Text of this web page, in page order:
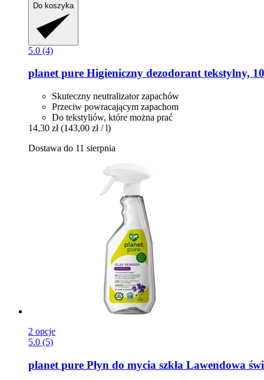
Do koszyka
5.0 (4)
planet pure Higieniczny dezodorant tekstylny,
Skuteczny neutralizator zapachów
Przeciw powracającym zapachom
Do tekstyliów, które można prać
14,30 zł (143,00 zł / l)
Dostawa do 11 sierpnia
2 opcje
5.0 (5)
planet pure Płyn do mycia szkła Lawendowa